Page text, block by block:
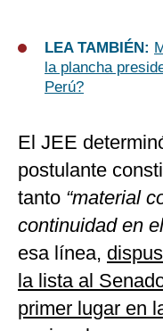
LEA TAMBIÉN:
la plancha
Perú?
El JEE
postulante
tanto “material
continuidad en
esa línea,
la lista al
primer lugar en